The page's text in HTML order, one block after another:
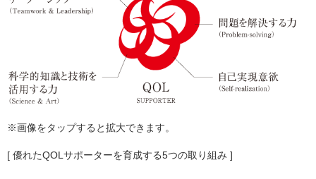
※画像をタップすると拡大できます。
[ 優れたQOLサポーターを育成する5つの取り組み ]